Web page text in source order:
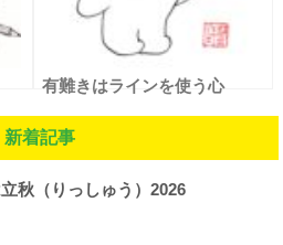
有難きはラインを使う心
新着記事
秋（りっしゅう）2026